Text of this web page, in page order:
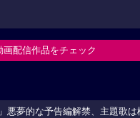
画配信作品をチェック
悪夢的な予告編解禁、主題歌